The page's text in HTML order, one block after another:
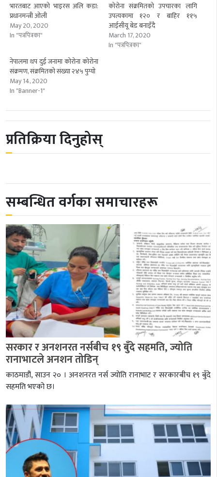
भारतबाट आएको भाइरस अलि कडा:
प्रधानमन्त्री ओली
May 20, 2020
In "पत्रपित्रका"
कोरोना संक्रमितको उपचारका लागि
उपत्यकामा १२० र बाहिर ११५
आईसीयू बेड बनाइँदै
March 17, 2020
In "पत्रपित्रका"
नेपालमा थप दुई जनामा कोरोना काेराेना
संक्रमण, संक्रमितको संख्या २४५ पुग्यो
May 14, 2020
In "Banner-1"
प्रतिक्रिया दिनुहोस्
सम्बन्धित वर्गका समाचारहरू
सरकार र अनशनरत नर्सबीच १९ बुँदे सहमति, ज्योति
रानाभाटले अनशन तोडिन्
काठमाडौं, साउन २० । अनशनरत नर्स ज्योति रानाभाट र सरकारबीच १९ बुँदे
सहमति भएको छ।